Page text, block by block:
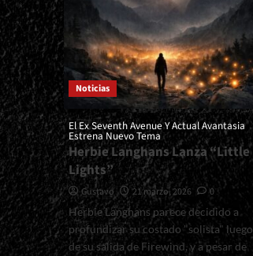
Noticias
El Ex Seventh Avenue Y Actual Avantasia
Estrena Nuevo Tema
Herbie Langhans Lanza “Little
Lights”
Gustavo 21 marzo, 2026
0
Herbie Langhans parece decidido a
profundizar su costado "solista" luego
de su salida de Firewind, y a pesar de